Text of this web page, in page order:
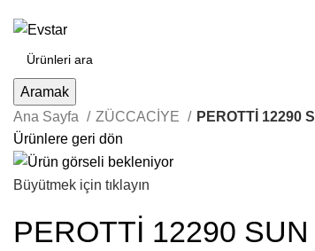
Aramak
Ana Sayfa
ZÜCCACİYE
PEROTTİ 12290
Ürünlere geri dön
Büyütmek için tıklayın
PEROTTİ 12290